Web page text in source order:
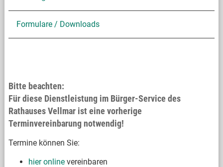
Formulare / Downloads
Bitte beachten:
Für diese Dienstleistung im Bürger-Service des
Rathauses Vellmar ist eine vorherige
Terminvereinbarung notwendig!
Termine können Sie:
hier onlinevereinbaren